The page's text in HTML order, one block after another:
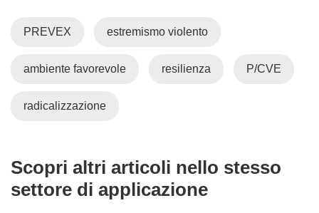
n
s
)
PREVEX estremismo violento
ambiente favorevole resilienza P/CVE
radicalizzazione
Scopri altri articoli nello stesso
settore di applicazione